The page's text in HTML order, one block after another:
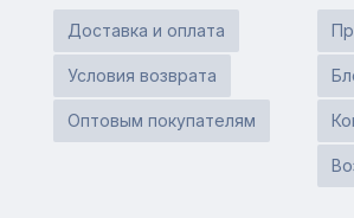
Доставка и оплата
Условия возврата
Оптовым покупателям